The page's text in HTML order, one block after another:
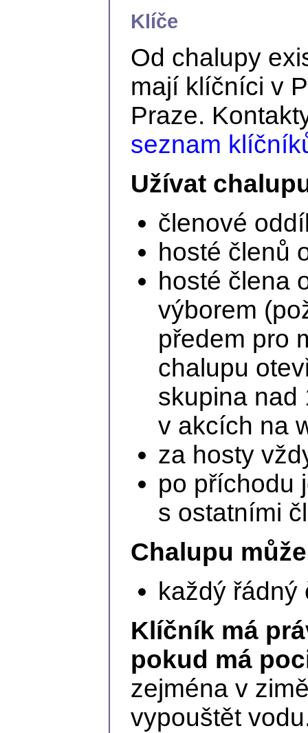
Klíče
Od chalupy
mají klíčníci v
Praze.
seznam
Užívat
členové
hosté členů
hosté člena
výborem
předem pro
chalupu
skupina nad
v akcích na
za hosty
po příchodu
s ostatními
Chalupu
každý řádný
Klíčník má
pokud má
zejména v
vypouštět